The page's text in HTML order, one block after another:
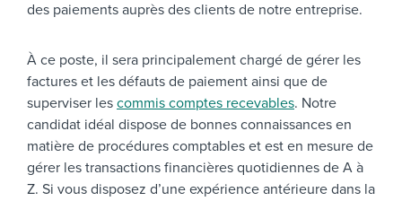
des paiements auprès des clients de notre entreprise.
À ce poste, il sera principalement chargé de gérer les
factures et les défauts de paiement ainsi que de
superviser les commis comptes recevables. Notre
candidat idéal dispose de bonnes connaissances en
matière de procédures comptables et est en mesure de
gérer les transactions financières quotidiennes de A à
Z. Si vous disposez d’une expérience antérieure dans la